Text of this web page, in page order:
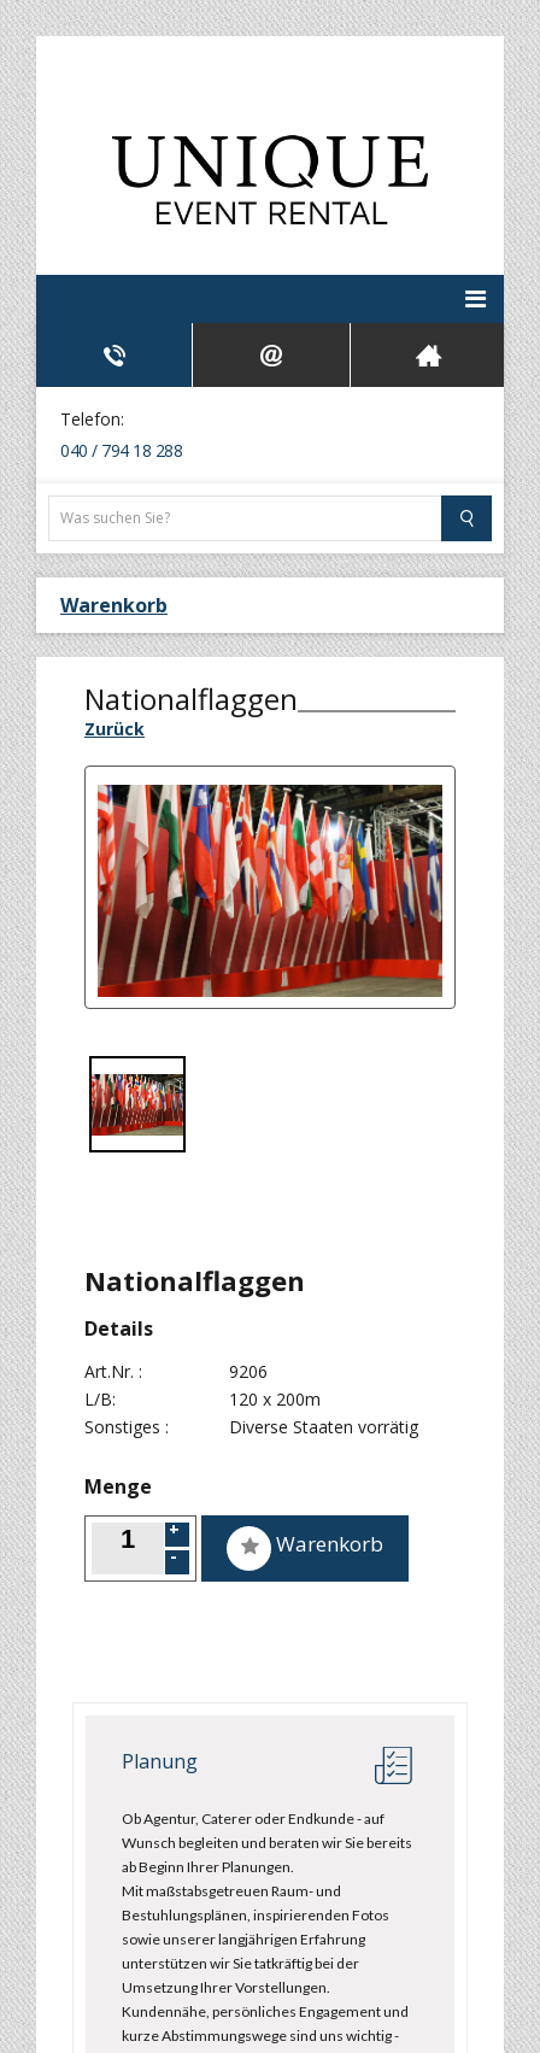
Telefon:
040 / 794 18 288
Warenkorb
Nationalflaggen
Zurück
Nationalflaggen
Details
Art.Nr. :
9206
L/B:
120 x 200m
Sonstiges :
Diverse Staaten vorrätig
Menge
Warenkorb
Planung
Ob Agentur, Caterer oder Endkunde - auf
Wunsch begleiten und beraten wir Sie bereits
ab Beginn Ihrer Planungen.
Mit maßstabsgetreuen Raum- und
Bestuhlungsplänen, inspirierenden Fotos
sowie unserer langjährigen Erfahrung
unterstützen wir Sie tatkräftig bei der
Umsetzung Ihrer Vorstellungen.
Kundennähe, persönliches Engagement und
kurze Abstimmungswege sind uns wichtig -